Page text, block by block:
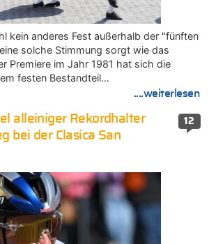
kein anderes Fest außerhalb der "fünften
solche Stimmung sorgt wie das
Premiere im Jahr 1981 hat sich die
festen Bestandteil…
....weiterlesen
12
alleiniger Rekordhalter
bei der Clasica San